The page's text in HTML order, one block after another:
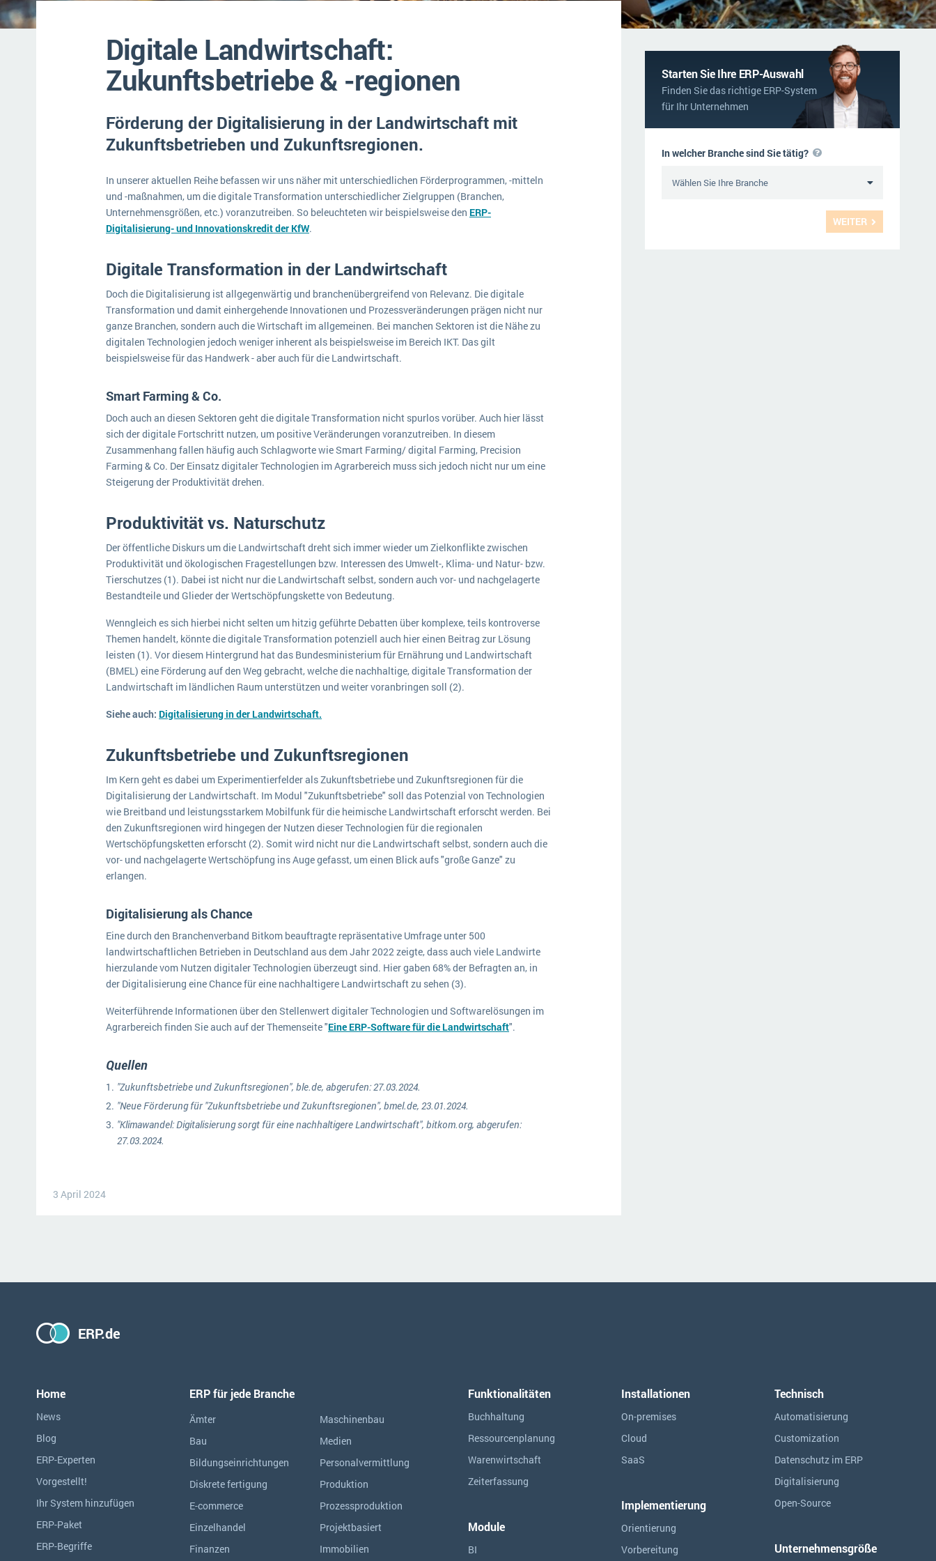
Service und Wartung
NGO
Immobilien
Textil und Mode
Vermietung Versorgung
MEHR ÜBER ERP-SOFTWARE
ERP-Trends in der Produktion
NACHRICHTENARCHIV
Digitale Landwirtschaft:
Zukunftsbetriebe & -regionen
Förderung der Digitalisierung in der Landwirtschaft mit
Zukunftsbetrieben und Zukunftsregionen.
In unserer aktuellen Reihe befassen wir uns näher mit unterschiedlichen Förderprogrammen, -mitteln
und -maßnahmen, um die digitale Transformation unterschiedlicher Zielgruppen (Branchen,
Unternehmensgrößen, etc.) voranzutreiben. So beleuchteten wir beispielsweise den ERP-
Digitalisierung- und Innovationskredit der KfW.
Digitale Transformation in der Landwirtschaft
Doch die Digitalisierung ist allgegenwärtig und branchenübergreifend von Relevanz. Die digitale
Transformation und damit einhergehende Innovationen und Prozessveränderungen prägen nicht nur
ganze Branchen, sondern auch die Wirtschaft im allgemeinen. Bei manchen Sektoren ist die Nähe zu
digitalen Technologien jedoch weniger inherent als beispielsweise im Bereich IKT. Das gilt
beispielsweise für das Handwerk - aber auch für die Landwirtschaft.
Smart Farming & Co.
Doch auch an diesen Sektoren geht die digitale Transformation nicht spurlos vorüber. Auch hier lässt
sich der digitale Fortschritt nutzen, um positive Veränderungen voranzutreiben. In diesem
Zusammenhang fallen häufig auch Schlagworte wie Smart Farming/ digital Farming, Precision
Farming & Co. Der Einsatz digitaler Technologien im Agrarbereich muss sich jedoch nicht nur um eine
Steigerung der Produktivität drehen.
Produktivität vs. Naturschutz
Der öffentliche Diskurs um die Landwirtschaft dreht sich immer wieder um Zielkonflikte zwischen
Produktivität und ökologischen Fragestellungen bzw. Interessen des Umwelt-, Klima- und Natur- bzw.
Tierschutzes (1). Dabei ist nicht nur die Landwirtschaft selbst, sondern auch vor- und nachgelagerte
Bestandteile und Glieder der Wertschöpfungskette von Bedeutung.
Wenngleich es sich hierbei nicht selten um hitzig geführte Debatten über komplexe, teils kontroverse
Themen handelt, könnte die digitale Transformation potenziell auch hier einen Beitrag zur Lösung
leisten (1). Vor diesem Hintergrund hat das Bundesministerium für Ernährung und Landwirtschaft
(BMEL) eine Förderung auf den Weg gebracht, welche die nachhaltige, digitale Transformation der
Landwirtschaft im ländlichen Raum unterstützen und weiter voranbringen soll (2).
Siehe auch: Digitalisierung in der Landwirtschaft.
Zukunftsbetriebe und Zukunftsregionen
Im Kern geht es dabei um Experimentierfelder als Zukunftsbetriebe und Zukunftsregionen für die
Digitalisierung der Landwirtschaft. Im Modul "Zukunftsbetriebe" soll das Potenzial von Technologien
wie Breitband und leistungsstarkem Mobilfunk für die heimische Landwirtschaft erforscht werden. Bei
den Zukunftsregionen wird hingegen der Nutzen dieser Technologien für die regionalen
Wertschöpfungsketten erforscht (2). Somit wird nicht nur die Landwirtschaft selbst, sondern auch die
vor- und nachgelagerte Wertschöpfung ins Auge gefasst, um einen Blick aufs "große Ganze" zu
erlangen.
Digitalisierung als Chance
Eine durch den Branchenverband Bitkom beauftragte repräsentative Umfrage unter 500
landwirtschaftlichen Betrieben in Deutschland aus dem Jahr 2022 zeigte, dass auch viele Landwirte
hierzulande vom Nutzen digitaler Technologien überzeugt sind. Hier gaben 68% der Befragten an, in
der Digitalisierung eine Chance für eine nachhaltigere Landwirtschaft zu sehen (3).
Weiterführende Informationen über den Stellenwert digitaler Technologien und Softwarelösungen im
Agrarbereich finden Sie auch auf der Themenseite "Eine ERP-Software für die Landwirtschaft".
Quellen
"Zukunftsbetriebe und Zukunftsregionen", ble.de, abgerufen: 27.03.2024.
"Neue Förderung für "Zukunftsbetriebe und Zukunftsregionen", bmel.de, 23.01.2024.
"Klimawandel: Digitalisierung sorgt für eine nachhaltigere Landwirtschaft", bitkom.org, abgerufen:
27.03.2024.
3 April 2024
Starten Sie Ihre ERP-Auswahl
Finden Sie das richtige ERP-System
für Ihr Unternehmen
WEITER
In welcher Branche sind Sie tätig?
ERP.de
Home
News
Blog
ERP-Experten
Vorgestellt!
Ihr System hinzufügen
ERP-Paket
ERP-Begriffe
ERP für jede Branche
Ämter
Bau
Bildungseinrichtungen
Diskrete fertigung
E-commerce
Einzelhandel
Finanzen
Maschinenbau
Medien
Personalvermittlung
Produktion
Prozessproduktion
Projektbasiert
Immobilien
Funktionalitäten
Buchhaltung
Ressourcen­planung
Warenwirtschaft
Zeiterfassung
Module
BI
Installationen
On-premises
Cloud
SaaS
Implementierung
Orientierung
Vorbereitung
Technisch
Automatisierung
Customization
Datenschutz im ERP
Digitalisierung
Open-Source
Unternehmensgröße